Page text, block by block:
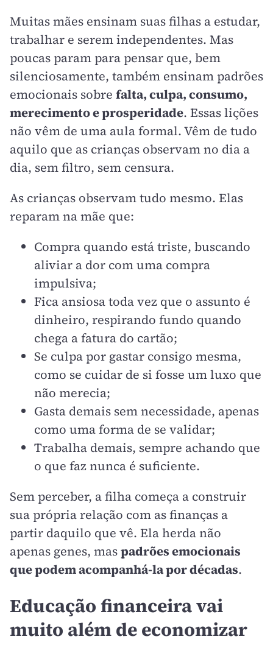
Muitas mães ensinam suas filhas a estudar,
trabalhar e serem independentes. Mas
poucas param para pensar que, bem
silenciosamente, também ensinam padrões
emocionais sobre falta, culpa, consumo,
merecimento e prosperidade. Essas lições
não vêm de uma aula formal. Vêm de tudo
aquilo que as crianças observam no dia a
dia, sem filtro, sem censura.
As crianças observam tudo mesmo. Elas
reparam na mãe que:
Compra quando está triste, buscando
aliviar a dor com uma compra
impulsiva;
Fica ansiosa toda vez que o assunto é
dinheiro, respirando fundo quando
chega a fatura do cartão;
Se culpa por gastar consigo mesma,
como se cuidar de si fosse um luxo que
não merecia;
Gasta demais sem necessidade, apenas
como uma forma de se validar;
Trabalha demais, sempre achando que
o que faz nunca é suficiente.
Sem perceber, a filha começa a construir
sua própria relação com as finanças a
partir daquilo que vê. Ela herda não
apenas genes, maspadrões emocionais
que podem acompanhá-la por décadas.
Educação financeira vai
muito além de economizar